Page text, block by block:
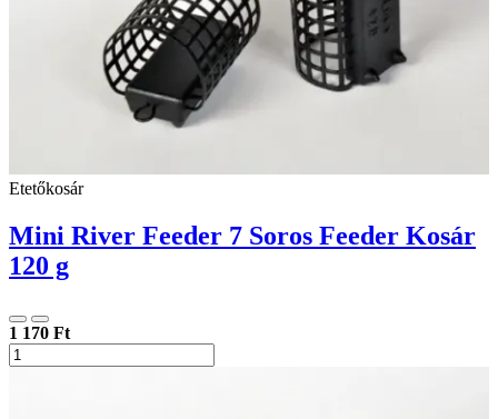
Etetőkosár
Mini River Feeder 7 Soros Feeder Kosár
120 g
1 170 Ft